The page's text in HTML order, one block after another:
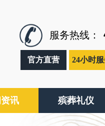
服务热线：
官方直营 24小时
讯 殡葬礼仪